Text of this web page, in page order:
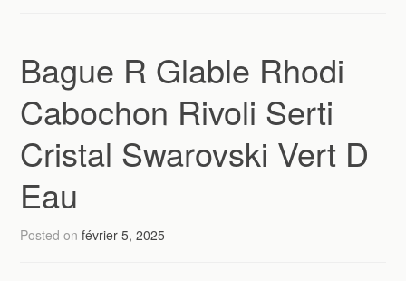
Bague R Glable Rhodi
Cabochon Rivoli Serti
Cristal Swarovski Vert D
Eau
Posted onfévrier 5, 2025